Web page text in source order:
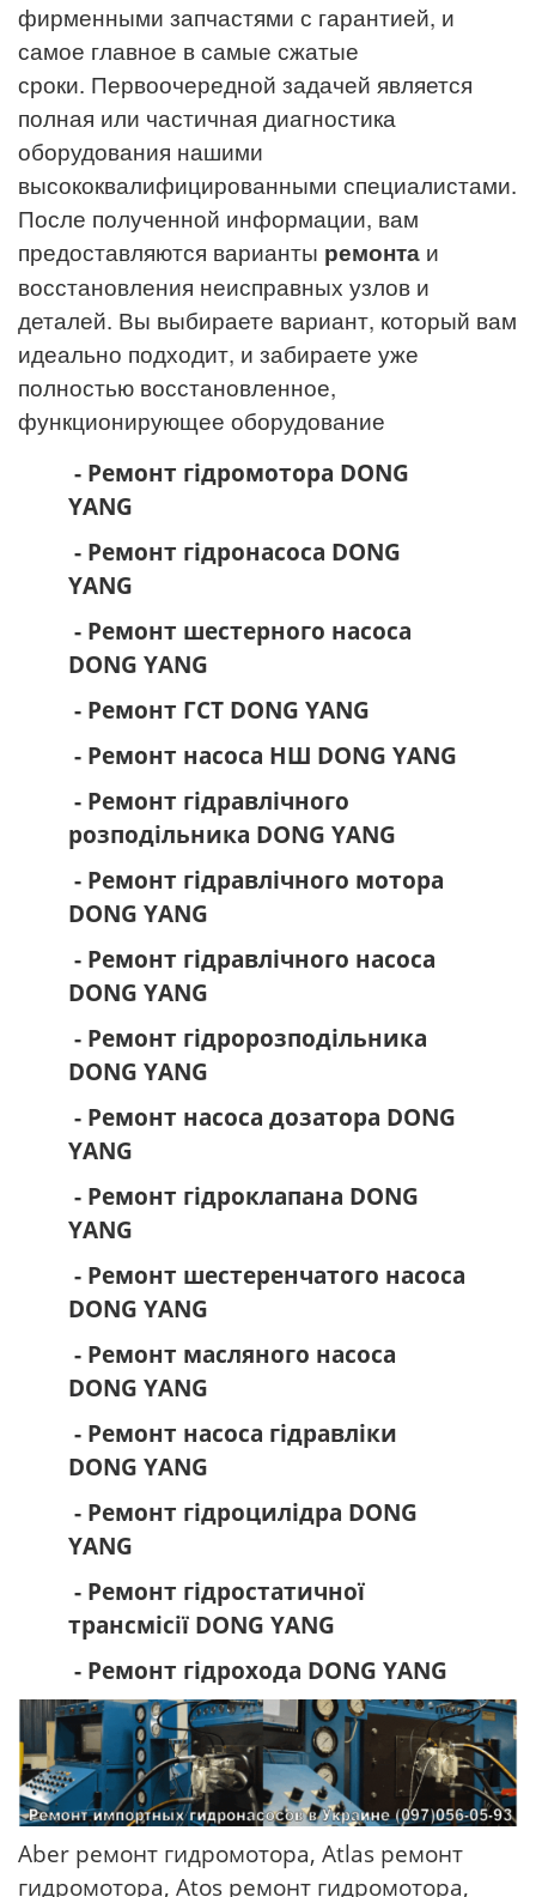
фирменными запчастями с гарантией, и
самое главное в самые сжатые
сроки. Первоочередной задачей является
полная или частичная диагностика
оборудования нашими
высококвалифицированными специалистами.
После полученной информации, вам
предоставляются варианты ремонта и
восстановления неисправных узлов и
деталей. Вы выбираете вариант, который вам
идеально подходит, и забираете уже
полностью восстановленное,
функционирующее оборудование
- Ремонт гідромотора DONG
YANG
- Ремонт гідронасоса DONG
YANG
- Ремонт шестерного насоса
DONG YANG
- Ремонт ГСТ DONG YANG
- Ремонт насоса НШ DONG YANG
- Ремонт гідравлічного
розподільника DONG YANG
- Ремонт гідравлічного мотора
DONG YANG
- Ремонт гідравлічного насоса
DONG YANG
- Ремонт гідророзподільника
DONG YANG
- Ремонт насоса дозатора DONG
YANG
- Ремонт гідроклапана DONG
YANG
- Ремонт шестеренчатого насоса
DONG YANG
- Ремонт масляного насоса
DONG YANG
- Ремонт насоса гідравліки
DONG YANG
- Ремонт гідроцилідра DONG
YANG
- Ремонт гідростатичної
трансмісії DONG YANG
- Ремонт гідрохода DONG YANG
Aber ремонт гидромотора, Atlas ремонт
гидромотора, Atos ремонт гидромотора,